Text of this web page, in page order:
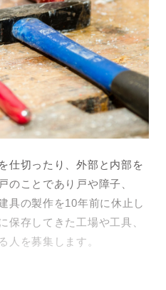
仕切ったり、外部と内部を
のことであり戸や障子、
具の製作を10年前に休止し
保存してきた工場や工具、
人を募集します。